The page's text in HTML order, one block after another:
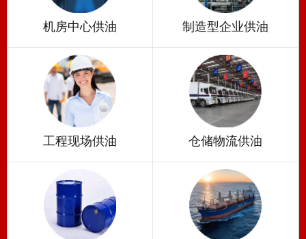
机房中心供油 制造型企业供油
工程现场供油 仓储物流供油